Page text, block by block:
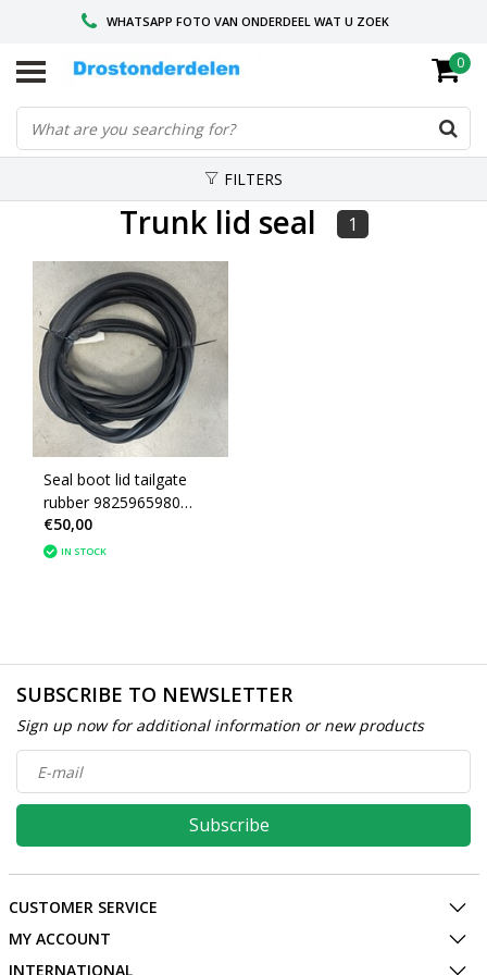
WHATSAPP FOTO VAN ONDERDEEL WAT U ZOEK
VOOR 16.00 BESTELD, VANDAAG VERZONDEN
GESPECIALISEERD PEUGEOT
0
FILTERS
Trunk lid seal 1
Seal boot lid tailgate
rubber 9825965980
Peugeot 2008 II
€50,00
IN STOCK
SUBSCRIBE TO NEWSLETTER
Sign up now for additional information or new products
Subscribe
CUSTOMER SERVICE
MY ACCOUNT
INTERNATIONAL